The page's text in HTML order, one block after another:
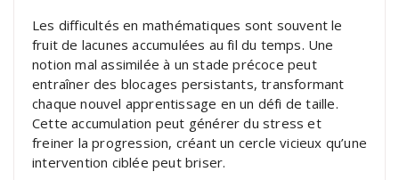
Les difficultés en mathématiques sont souvent le
fruit de lacunes accumulées au fil du temps. Une
notion mal assimilée à un stade précoce peut
entraîner des blocages persistants, transformant
chaque nouvel apprentissage en un défi de taille.
Cette accumulation peut générer du stress et
freiner la progression, créant un cercle vicieux qu’une
intervention ciblée peut briser.